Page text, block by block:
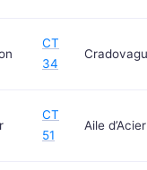
CT
34
CT
51
Aile d’Acier